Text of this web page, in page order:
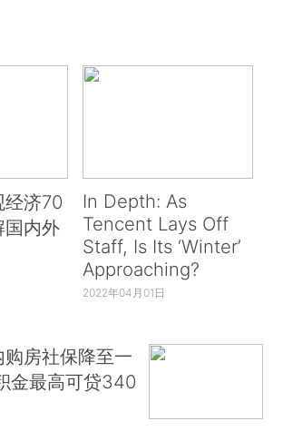
经济70
国内外
In Depth: As
Tencent Lays Off
Staff, Is Its ‘Winter’
Approaching?
2022年04月01日
房社保降至一
金最高可贷340